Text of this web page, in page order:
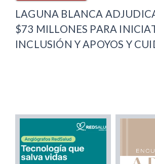
LAGUNA BLANCA
$73 MILLONES PARA
INCLUSIÓN Y APOYOS Y